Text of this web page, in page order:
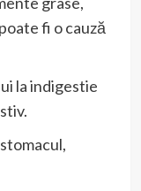
fi o cauză
la indigestie